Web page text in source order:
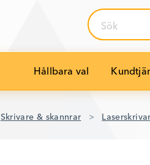
Sök
Hållbara val
Skrivare & skannrar